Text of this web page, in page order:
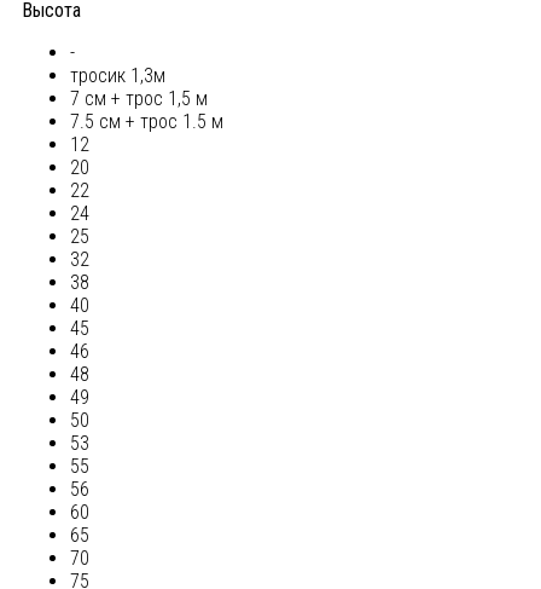
Высота
-
тросик 1,3м
7 см + трос 1,5 м
7.5 см + трос 1.5 м
12
20
22
24
25
32
38
40
45
46
48
49
50
53
55
56
60
65
70
75